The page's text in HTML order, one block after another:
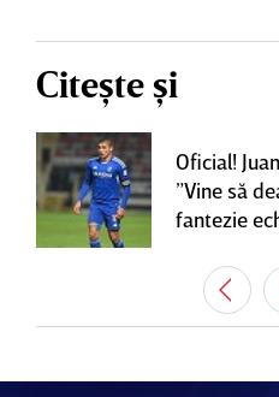
Citește și
Oficial!
”Vine să
fantezie